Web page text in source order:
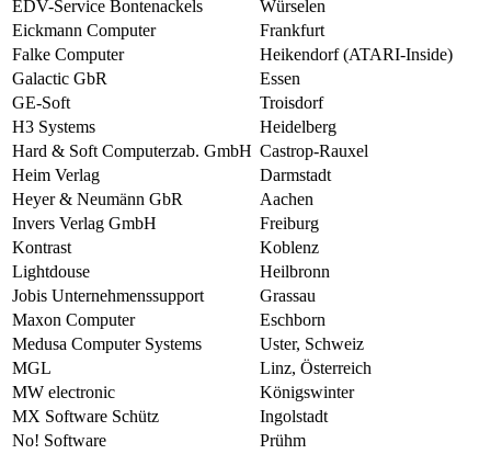
EDV-Service Bontenackels
Würselen
Eickmann Computer
Frankfurt
Falke Computer
Heikendorf (ATARI-Inside)
Galactic GbR
Essen
GE-Soft
Troisdorf
H3 Systems
Heidelberg
Hard & Soft Computerzab. GmbH Castrop-Rauxel
Heim Verlag
Darmstadt
Heyer & Neumänn GbR
Aachen
Invers Verlag GmbH
Freiburg
Kontrast
Koblenz
Lightdouse
Heilbronn
Jobis Unternehmenssupport
Grassau
Maxon Computer
Eschborn
Medusa Computer Systems
Uster, Schweiz
MGL
Linz, Österreich
MW electronic
Königswinter
MX Software Schütz
Ingolstadt
No! Software
Prühm